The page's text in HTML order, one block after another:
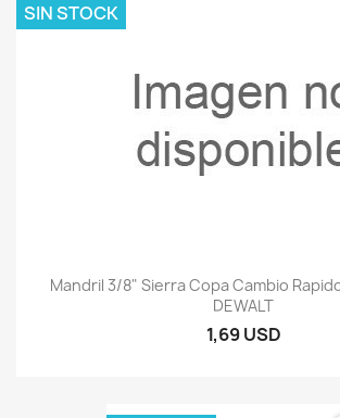
Mandril 3/8" Sierra Copa Cambio
DEWALT
1,69 USD
SIN STOCK